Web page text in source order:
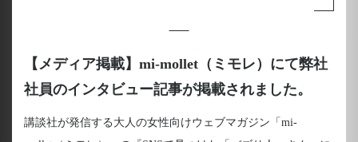
【メディア掲載】mi-mollet（ミモレ）にて弊社
社員のインタビュー記事が掲載されました。
講談社が発信する大人の女性向けウェブマガジン「mi-